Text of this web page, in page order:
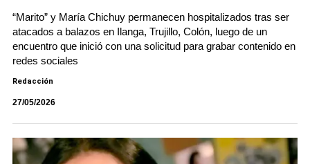
“Marito” y María Chichuy permanecen hospitalizados tras ser
atacados a balazos en Ilanga, Trujillo, Colón, luego de un
encuentro que inició con una solicitud para grabar contenido en
redes sociales
Redacción
27/05/2026